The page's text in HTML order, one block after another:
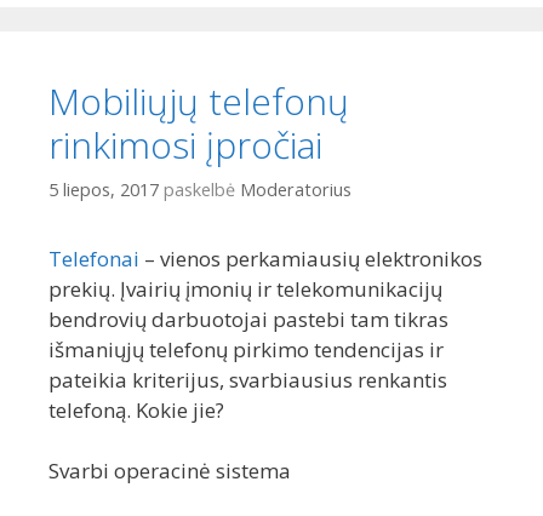
Mobiliųjų telefonų
rinkimosi įpročiai
5 liepos, 2017 paskelbė Moderatorius
Telefonai – vienos perkamiausių elektronikos
prekių. Įvairių įmonių ir telekomunikacijų
bendrovių darbuotojai pastebi tam tikras
išmaniųjų telefonų pirkimo tendencijas ir
pateikia kriterijus, svarbiausius renkantis
telefoną. Kokie jie?
Svarbi operacinė sistema